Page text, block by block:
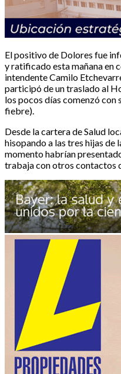
El positivo de Dolores fue
y ratificado esta mañana en
intendente Camilo
participó de un traslado al
los pocos días comenzó
fiebre).
Desde la cartera de Salud
hisopando a las tres hijas de
momento habrían
trabaja con otros contactos